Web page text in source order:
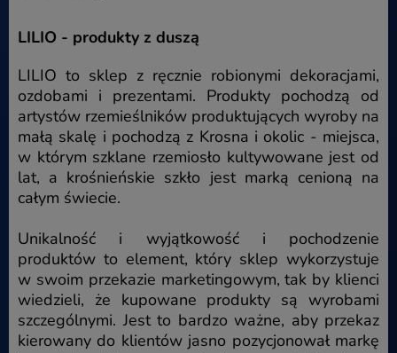
LILIO - produkty z duszą
LILIO to sklep z ręcznie robionymi dekoracjami,
ozdobami i prezentami. Produkty pochodzą od
artystów rzemieślników produktujących wyroby na
małą skalę i pochodzą z Krosna i okolic - miejsca,
w którym szklane rzemiosło kultywowane jest od
lat, a krośnieńskie szkło jest marką cenioną na
całym świecie.
Unikalność i wyjątkowość i pochodzenie
produktów to element, który sklep wykorzystuje
w swoim przekazie marketingowym, tak by klienci
wiedzieli, że kupowane produkty są wyrobami
szczególnymi. Jest to bardzo ważne, aby przekaz
kierowany do klientów jasno pozycjonował markę